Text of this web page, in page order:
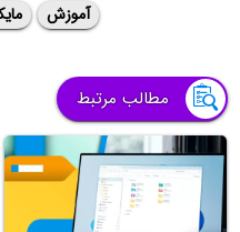
آموزش
مطالب مرتبط